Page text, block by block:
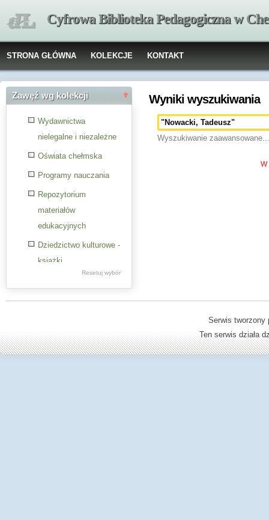
Cyfrowa Biblioteka Pedagogiczna w
STRONA GŁÓWNA KOLEKCJE KONTAKT
Zawęź wg kolekcji
Wydawnictwa
nielegalne i niezależne
Oświata chełmska
Programy nauczania
Repozytorium
materiałów
edukacyjnych
Dziedzictwo kulturowe -
książki
Resetuj wybór
Wyniki wyszukiwania
Wyszukiwanie zaawansowane...
W
Serwis
Ten serwis działa